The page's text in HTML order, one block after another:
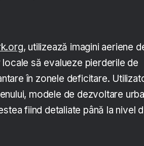
, utilizează imagini aeriene
să evalueze pierderile de
în zonele deficitare.
modele de dezvoltare
fiind detaliate până la nivel